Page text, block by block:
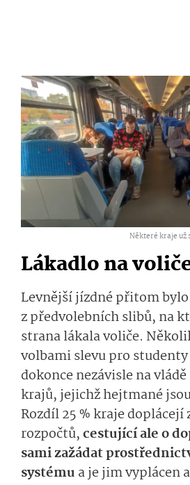
Některé kraje už
Lákadlo na
Levnější jízdné přitom
z předvolebních slibů, na
strana lákala voliče.
volbami slevu pro
dokonce nezávisle na
krajů, jejichž hejtmané
Rozdíl 25 % kraje doplácejí
rozpočtů,cestující ale o
sami zažádat
systému a je jim vyplácen